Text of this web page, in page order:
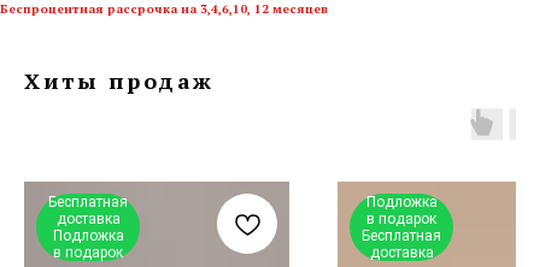
Беспроцентная рассрочка на 3,4,6,10, 12 месяцев
Хиты продаж
Бесплатная
доставка
Подложка
в подарок
Подложка
в подарок
Бесплатная
доставка